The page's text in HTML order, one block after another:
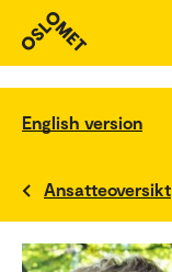
English version
Ansatteoversikt